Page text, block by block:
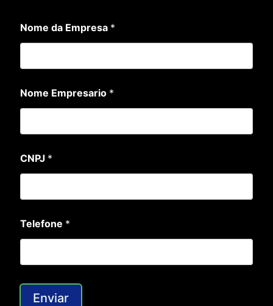
N
o
e
e
l
e
o
e
Nome da Empresa *
Nome Empresario *
CNPJ *
Telefone *
Enviar